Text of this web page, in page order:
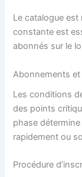
Le catalogue est
constante est
abonnés sur le
Abonnements
Les conditions
des points
phase
rapidement ou
Procédure